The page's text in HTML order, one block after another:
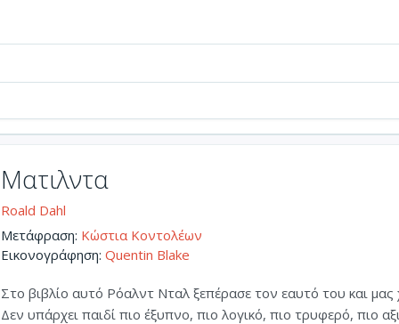
Ματιλντα
Roald Dahl
Μετάφραση: Κώστια Κοντολέων
Εικονογράφηση: Quentin Blake
Στο βιβλίο αυτό Ρόαλντ Νταλ ξεπέρασε τον εαυτό του και
Δεν υπάρχει παιδί πιο έξυπνο, πιο λογικό, πιο τρυφερό, πιο